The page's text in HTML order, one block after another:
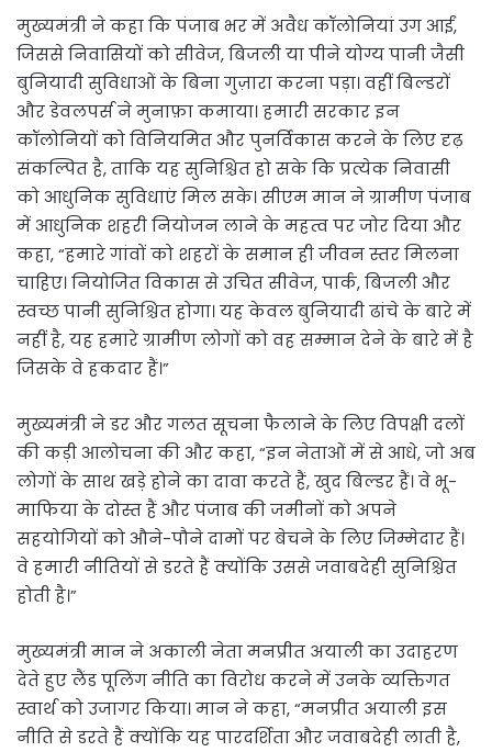
मुख्यमंत्री ने कहा कि पंजाब भर में अवैध कॉलोनियां उग आईं,
जिससे निवासियों को सीवेज, बिजली या पीने योग्य पानी जैसी
बुनियादी सुविधाओं के बिना गुज़ारा करना पड़ा। वहीं बिल्डरों
और डेवलपर्स ने मुनाफ़ा कमाया। हमारी सरकार इन
कॉलोनियों को विनियमित और पुनर्विकास करने के लिए दृढ़
संकल्पित है, ताकि यह सुनिश्चित हो सके कि प्रत्येक निवासी
को आधुनिक सुविधाएं मिल सके। सीएम मान ने ग्रामीण पंजाब
में आधुनिक शहरी नियोजन लाने के महत्व पर जोर दिया और
कहा, “हमारे गांवों को शहरों के समान ही जीवन स्तर मिलना
चाहिए। नियोजित विकास से उचित सीवेज, पार्क, बिजली और
स्वच्छ पानी सुनिश्चित होगा। यह केवल बुनियादी ढांचे के बारे में
नहीं है, यह हमारे ग्रामीण लोगों को वह सम्मान देने के बारे में है
जिसके वे हकदार हैं।”
मुख्यमंत्री ने डर और गलत सूचना फैलाने के लिए विपक्षी दलों
की कड़ी आलोचना की और कहा, “इन नेताओं में से आधे, जो अब
लोगों के साथ खड़े होने का दावा करते हैं, खुद बिल्डर हैं। वे भू-
माफिया के दोस्त हैं और पंजाब की जमीनों को अपने
सहयोगियों को औने-पौने दामों पर बेचने के लिए जिम्मेदार हैं।
वे हमारी नीतियों से डरते हैं क्योंकि उससे जवाबदेही सुनिश्चित
होती है।”
मुख्यमंत्री मान ने अकाली नेता मनप्रीत अयाली का उदाहरण
देते हुए लैंड पूलिंग नीति का विरोध करने में उनके व्यक्तिगत
स्वार्थ को उजागर किया। मान ने कहा, “मनप्रीत अयाली इस
नीति से डरते हैं क्योंकि यह पारदर्शिता और जवाबदेही लाती है,